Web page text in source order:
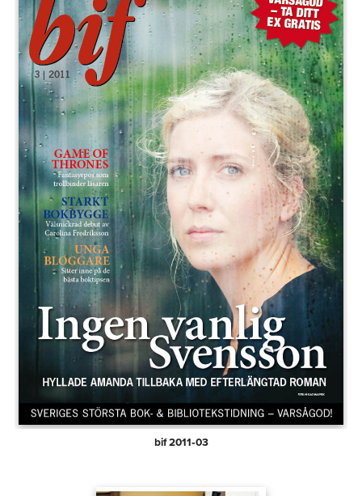
bif 2011‑03